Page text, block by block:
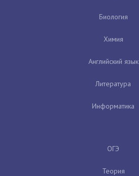
Биология
Химия
Английский язык
Литература
Информатика
ОГЭ
Теория